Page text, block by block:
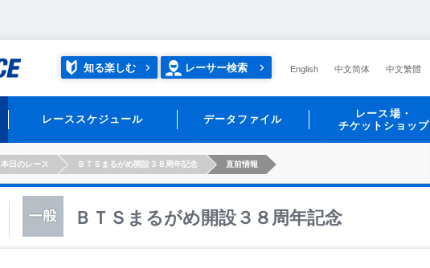
知る楽しむ レーサー検索 English 中文简体 中文繁體
レーススケジュール データファイル
レース場・
チケットショップ
本日のレース ＢＴＳまるがめ開設３８周年記念 直前情報
ＢＴＳまるがめ開設３８周年記念